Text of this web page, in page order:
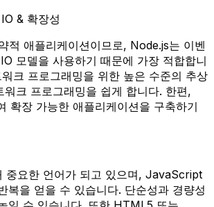
& 확장성
적 애플리케이션이므로, Node.js는 이벤
모델을 사용하기 때문에 가장 적합합니
크 프로그래밍을 위한 높은 수준의 추상
워크 프로그래밍을 쉽게 합니다. 한편,
확장 가능한 애플리케이션을 구축하기
중요한 언어가 되고 있으며, JavaScript
복을 얻을 수 있습니다. 단순성과 경량성